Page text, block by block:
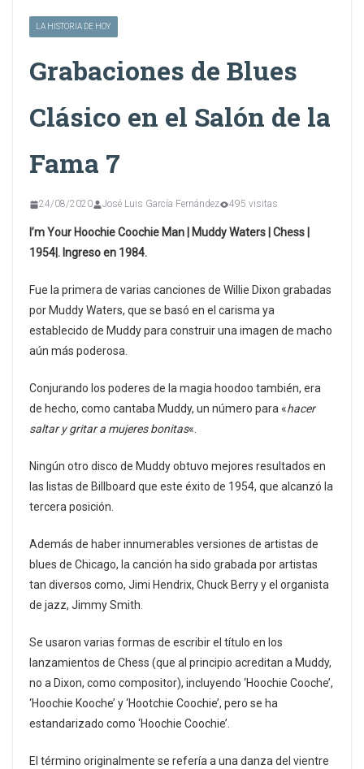
LA HISTORIA DE HOY
Grabaciones de Blues
Clásico en el Salón de la
Fama 7
24/08/2020 José Luis García Fernández 495 visitas
I’m Your Hoochie Coochie Man | Muddy Waters | Chess |
1954|. Ingreso en 1984.
Fue la primera de varias canciones de Willie Dixon grabadas
por Muddy Waters, que se basó en el carisma ya
establecido de Muddy para construir una imagen de macho
aún más poderosa.
Conjurando los poderes de la magia hoodoo también, era
de hecho, como cantaba Muddy, un número para «hacer
saltar y gritar a mujeres bonitas«.
Ningún otro disco de Muddy obtuvo mejores resultados en
las listas de Billboard que este éxito de 1954, que alcanzó la
tercera posición.
Además de haber innumerables versiones de artistas de
blues de Chicago, la canción ha sido grabada por artistas
tan diversos como, Jimi Hendrix, Chuck Berry y el organista
de jazz, Jimmy Smith.
Se usaron varias formas de escribir el título en los
lanzamientos de Chess (que al principio acreditan a Muddy,
no a Dixon, como compositor), incluyendo ‘Hoochie Cooche’,
‘Hoochie Kooche’ y ‘Hootchie Coochie’, pero se ha
estandarizado como ‘Hoochie Coochie’.
El término originalmente se refería a una danza del vientre